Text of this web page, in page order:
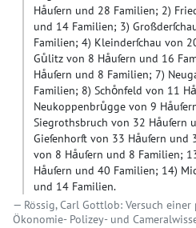
Haͤuſern und 28 Familien; 2)
und 14 Familien; 3)
Familien; 4) Kleinderſchau von
Guͤlitz von 8 Haͤuſern und 16
Haͤuſern und 8 Familien; 7)
Familien; 8) Schoͤnfeld von 11
Neukoppenbruͤgge von 9
Siegrothsbruch von 32 Haͤuſern
Gieſenhorſt von 33 Haͤuſern
von 8 Haͤuſern und 8 Familien;
Haͤuſern und 40 Familien; 14)
und 14 Familien.
Rössig, Carl Gottlob: Versuch
Ökonomie- Polizey- und